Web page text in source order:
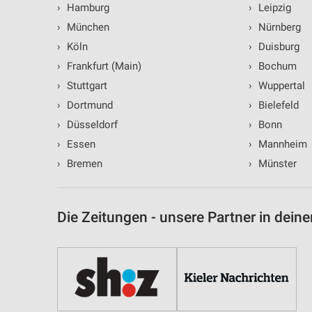
›
Hamburg
›
München
›
Köln
›
Frankfurt (Main)
› Stuttgart
›
Dortmund
›
Düsseldorf
›
Essen
›
Bremen
›
Leipzig
›
Nürnberg
›
Duisburg
›
Bochum
› Wuppertal
›
Bielefeld
›
Bonn
›
Mannheim
›
Münster
Die Zeitungen - unsere Partner in
Verwendung genauer Standortdaten
Geräte anhand von aktiv angeforderten Informationen
Performance
Werbung